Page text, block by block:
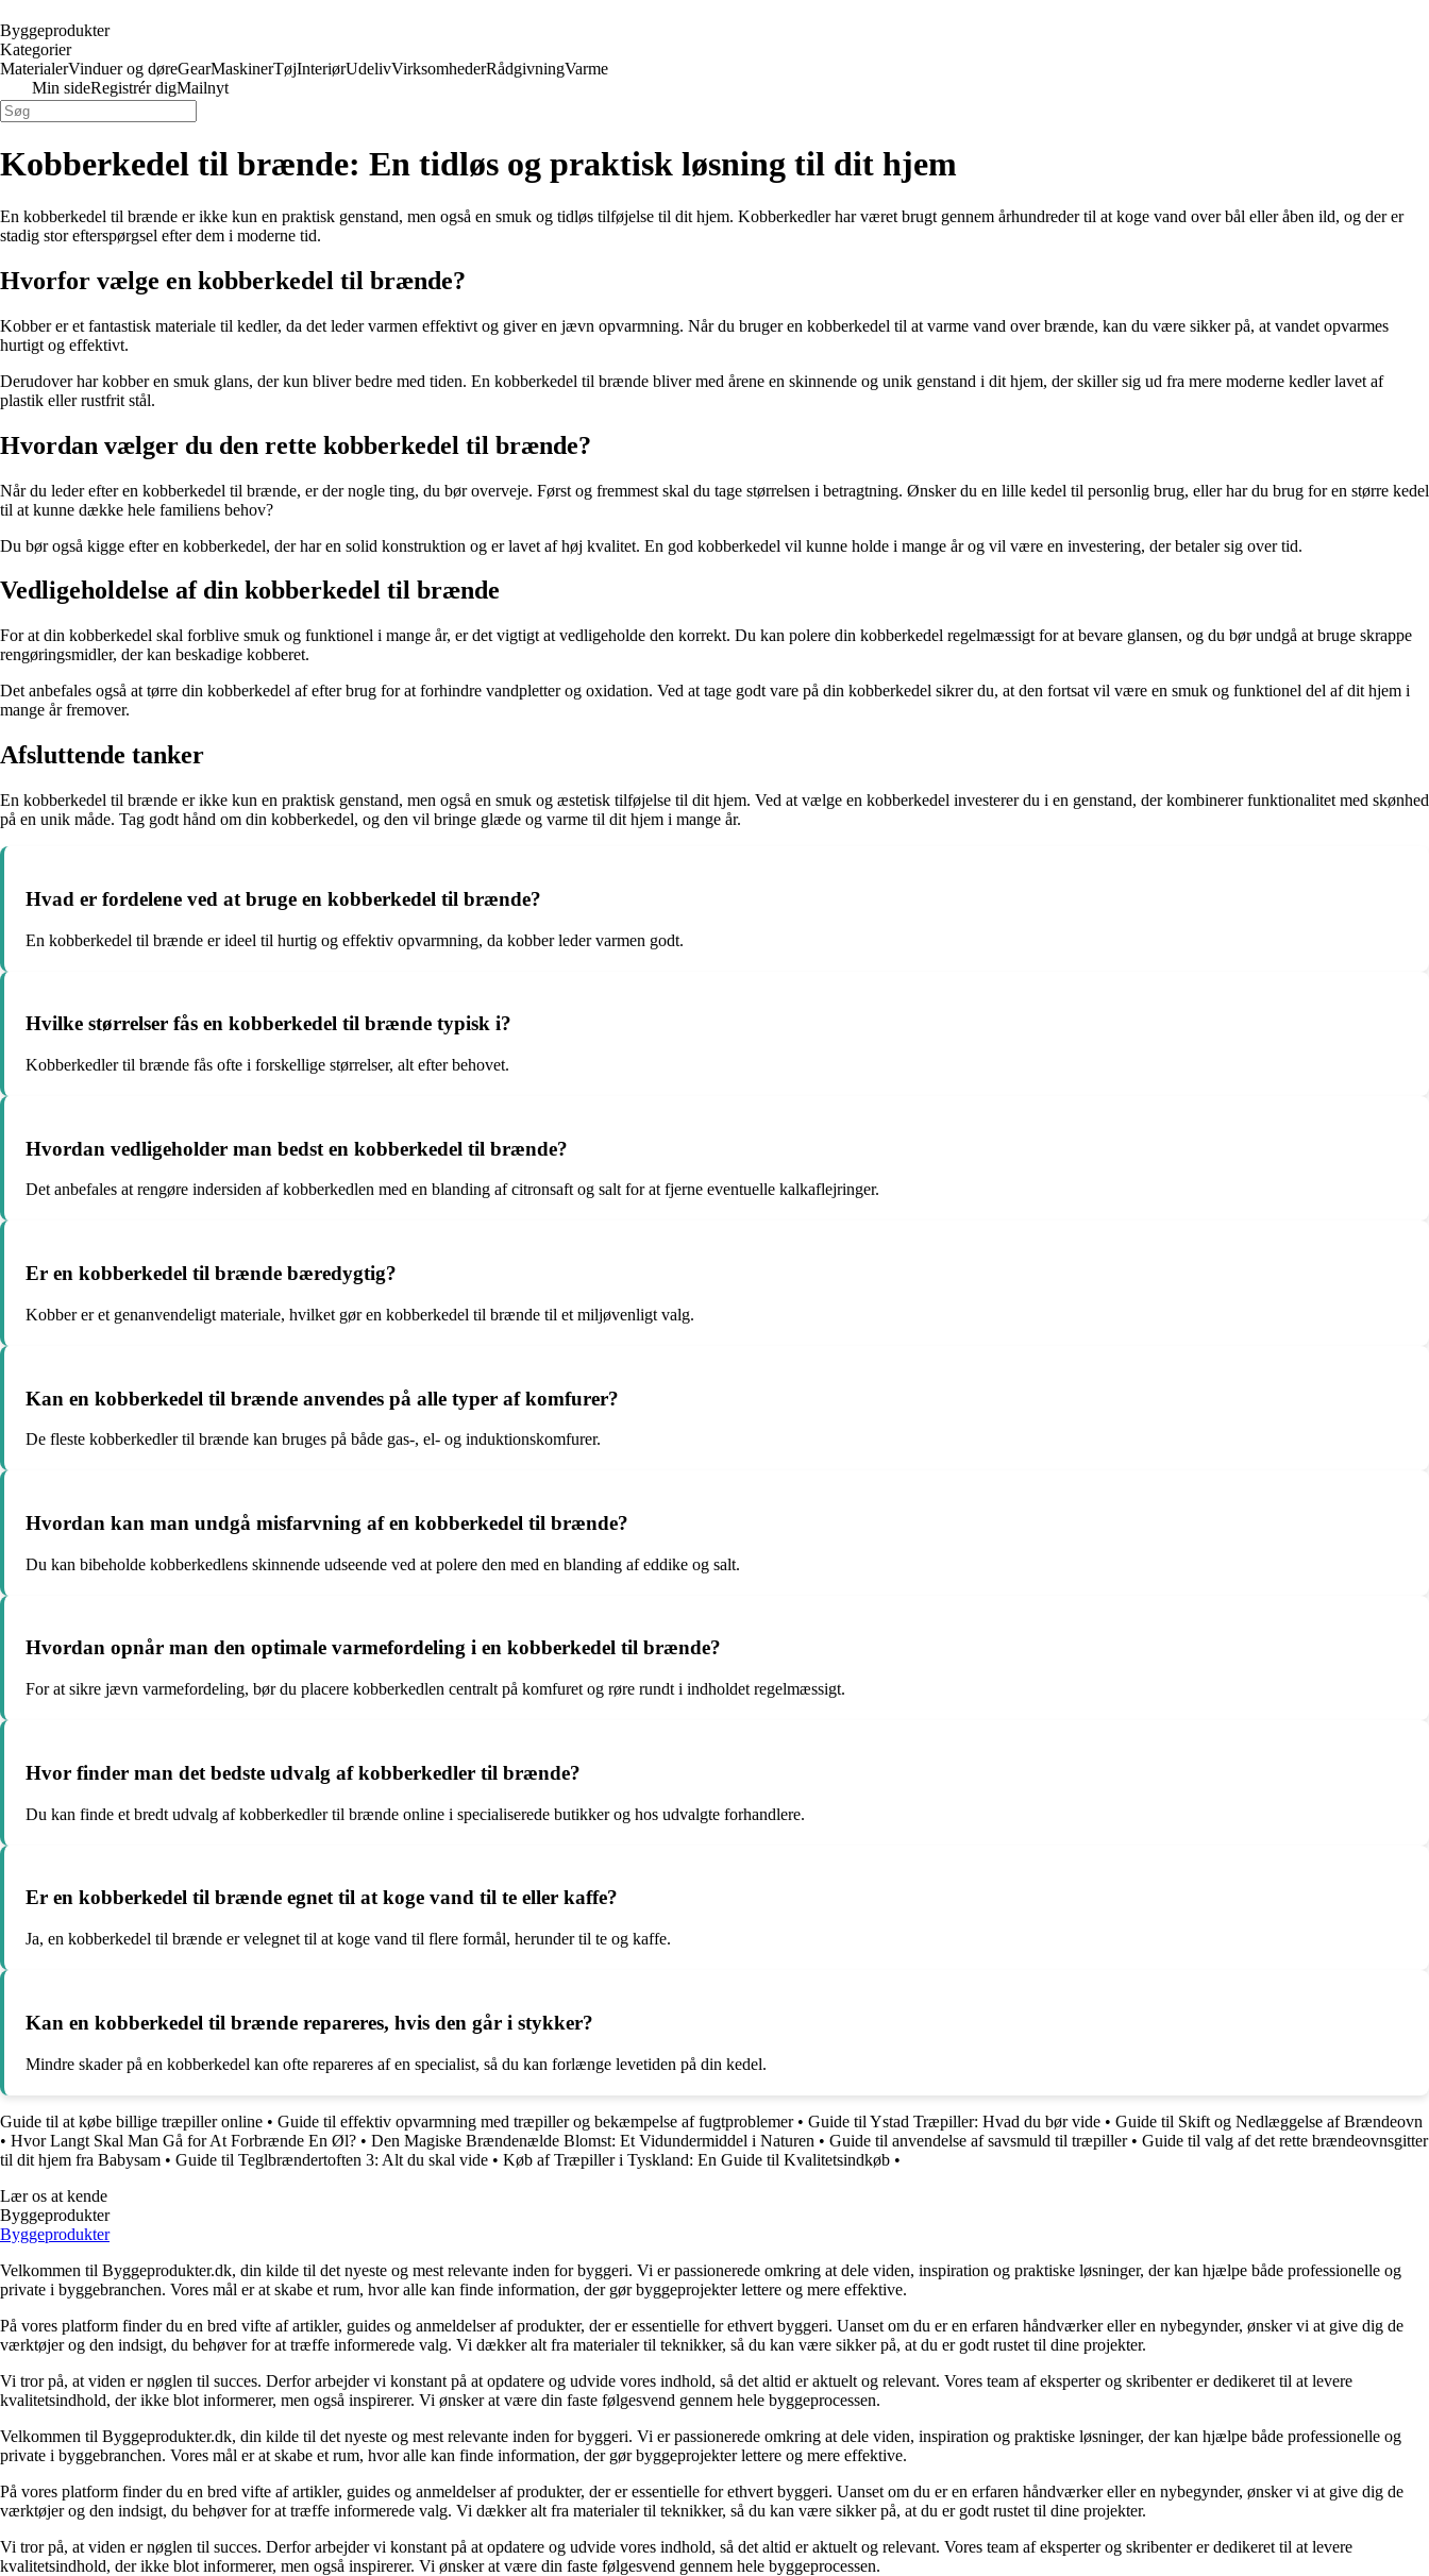
Byggeprodukter
Kategorier
MaterialerVinduer og døreGearMaskinerTøjInteriørUdelivVirksomhederRådgivningVarme
Min sideRegistrér digMailnyt
Kobberkedel til brænde: En tidløs og praktisk løsning til dit hjem
En kobberkedel til brænde er ikke kun en praktisk genstand, men også en smuk og tidløs tilføjelse til dit hjem. Kobberkedler har været brugt gennem århundreder til at koge vand over bål eller åben ild, og der er
stadig stor efterspørgsel efter dem i moderne tid.
Hvorfor vælge en kobberkedel til brænde?
Kobber er et fantastisk materiale til kedler, da det leder varmen effektivt og giver en jævn opvarmning. Når du bruger en kobberkedel til at varme vand over brænde, kan du være sikker på, at vandet opvarmes
hurtigt og effektivt.
Derudover har kobber en smuk glans, der kun bliver bedre med tiden. En kobberkedel til brænde bliver med årene en skinnende og unik genstand i dit hjem, der skiller sig ud fra mere moderne kedler lavet af
plastik eller rustfrit stål.
Hvordan vælger du den rette kobberkedel til brænde?
Når du leder efter en kobberkedel til brænde, er der nogle ting, du bør overveje. Først og fremmest skal du tage størrelsen i betragtning. Ønsker du en lille kedel til personlig brug, eller har du brug for en større kedel
til at kunne dække hele familiens behov?
Du bør også kigge efter en kobberkedel, der har en solid konstruktion og er lavet af høj kvalitet. En god kobberkedel vil kunne holde i mange år og vil være en investering, der betaler sig over tid.
Vedligeholdelse af din kobberkedel til brænde
For at din kobberkedel skal forblive smuk og funktionel i mange år, er det vigtigt at vedligeholde den korrekt. Du kan polere din kobberkedel regelmæssigt for at bevare glansen, og du bør undgå at bruge skrappe
rengøringsmidler, der kan beskadige kobberet.
Det anbefales også at tørre din kobberkedel af efter brug for at forhindre vandpletter og oxidation. Ved at tage godt vare på din kobberkedel sikrer du, at den fortsat vil være en smuk og funktionel del af dit hjem i
mange år fremover.
Afsluttende tanker
En kobberkedel til brænde er ikke kun en praktisk genstand, men også en smuk og æstetisk tilføjelse til dit hjem. Ved at vælge en kobberkedel investerer du i en genstand, der kombinerer funktionalitet med skønhed
på en unik måde. Tag godt hånd om din kobberkedel, og den vil bringe glæde og varme til dit hjem i mange år.
Hvad er fordelene ved at bruge en kobberkedel til brænde?
En kobberkedel til brænde er ideel til hurtig og effektiv opvarmning, da kobber leder varmen godt.
Hvilke størrelser fås en kobberkedel til brænde typisk i?
Kobberkedler til brænde fås ofte i forskellige størrelser, alt efter behovet.
Hvordan vedligeholder man bedst en kobberkedel til brænde?
Det anbefales at rengøre indersiden af kobberkedlen med en blanding af citronsaft og salt for at fjerne eventuelle kalkaflejringer.
Er en kobberkedel til brænde bæredygtig?
Kobber er et genanvendeligt materiale, hvilket gør en kobberkedel til brænde til et miljøvenligt valg.
Kan en kobberkedel til brænde anvendes på alle typer af komfurer?
De fleste kobberkedler til brænde kan bruges på både gas-, el- og induktionskomfurer.
Hvordan kan man undgå misfarvning af en kobberkedel til brænde?
Du kan bibeholde kobberkedlens skinnende udseende ved at polere den med en blanding af eddike og salt.
Hvordan opnår man den optimale varmefordeling i en kobberkedel til brænde?
For at sikre jævn varmefordeling, bør du placere kobberkedlen centralt på komfuret og røre rundt i indholdet regelmæssigt.
Hvor finder man det bedste udvalg af kobberkedler til brænde?
Du kan finde et bredt udvalg af kobberkedler til brænde online i specialiserede butikker og hos udvalgte forhandlere.
Er en kobberkedel til brænde egnet til at koge vand til te eller kaffe?
Ja, en kobberkedel til brænde er velegnet til at koge vand til flere formål, herunder til te og kaffe.
Kan en kobberkedel til brænde repareres, hvis den går i stykker?
Mindre skader på en kobberkedel kan ofte repareres af en specialist, så du kan forlænge levetiden på din kedel.
Guide til at købe billige træpiller online • Guide til effektiv opvarmning med træpiller og bekæmpelse af fugtproblemer• Guide til Ystad Træpiller: Hvad du bør vide • Guide til Skift og Nedlæggelse af Brændeovn
• Hvor Langt Skal Man Gå for At Forbrænde En Øl? • Den Magiske Brændenælde Blomst: Et Vidundermiddel i Naturen • Guide til anvendelse af savsmuld til træpiller• Guide til valg af det rette brændeovnsgitter
til dit hjem fra Babysam • Guide til Teglbrændertoften 3: Alt du skal vide • Køb af Træpiller i Tyskland: En Guide til Kvalitetsindkøb •
Lær os at kende
Byggeprodukter
Byggeprodukter
Velkommen til Byggeprodukter.dk, din kilde til det nyeste og mest relevante inden for byggeri. Vi er passionerede omkring at dele viden, inspiration og praktiske løsninger, der kan hjælpe både professionelle og
private i byggebranchen. Vores mål er at skabe et rum, hvor alle kan finde information, der gør byggeprojekter lettere og mere effektive.
På vores platform finder du en bred vifte af artikler, guides og anmeldelser af produkter, der er essentielle for ethvert byggeri. Uanset om du er en erfaren håndværker eller en nybegynder, ønsker vi at give dig de
værktøjer og den indsigt, du behøver for at træffe informerede valg. Vi dækker alt fra materialer til teknikker, så du kan være sikker på, at du er godt rustet til dine projekter.
Vi tror på, at viden er nøglen til succes. Derfor arbejder vi konstant på at opdatere og udvide vores indhold, så det altid er aktuelt og relevant. Vores team af eksperter og skribenter er dedikeret til at levere
kvalitetsindhold, der ikke blot informerer, men også inspirerer. Vi ønsker at være din faste følgesvend gennem hele byggeprocessen.
Velkommen til Byggeprodukter.dk, din kilde til det nyeste og mest relevante inden for byggeri. Vi er passionerede omkring at dele viden, inspiration og praktiske løsninger, der kan hjælpe både professionelle og
private i byggebranchen. Vores mål er at skabe et rum, hvor alle kan finde information, der gør byggeprojekter lettere og mere effektive.
På vores platform finder du en bred vifte af artikler, guides og anmeldelser af produkter, der er essentielle for ethvert byggeri. Uanset om du er en erfaren håndværker eller en nybegynder, ønsker vi at give dig de
værktøjer og den indsigt, du behøver for at træffe informerede valg. Vi dækker alt fra materialer til teknikker, så du kan være sikker på, at du er godt rustet til dine projekter.
Vi tror på, at viden er nøglen til succes. Derfor arbejder vi konstant på at opdatere og udvide vores indhold, så det altid er aktuelt og relevant. Vores team af eksperter og skribenter er dedikeret til at levere
kvalitetsindhold, der ikke blot informerer, men også inspirerer. Vi ønsker at være din faste følgesvend gennem hele byggeprocessen.